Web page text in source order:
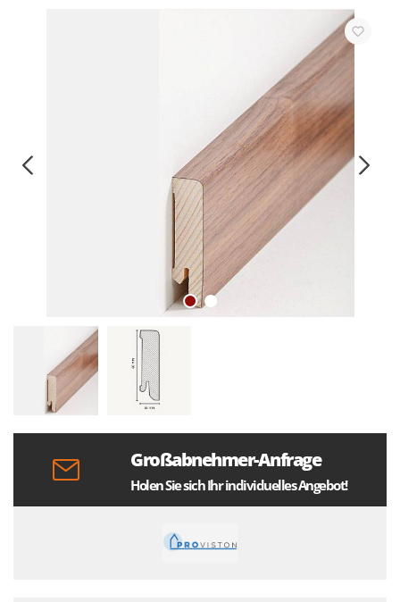
Großabnehmer-Anfrage
Holen Sie sich Ihr individuelles Angebot!